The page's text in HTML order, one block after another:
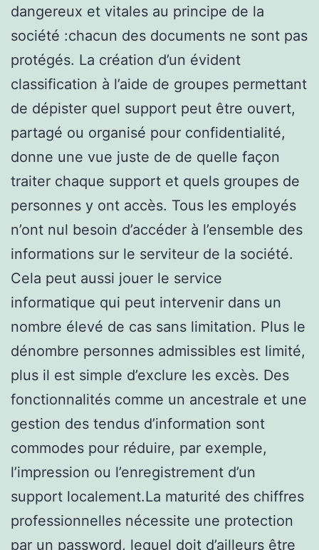
dangereux et vitales au principe de la
société :chacun des documents ne sont pas
protégés. La création d’un évident
classification à l’aide de groupes permettant
de dépister quel support peut être ouvert,
partagé ou organisé pour confidentialité,
donne une vue juste de de quelle façon
traiter chaque support et quels groupes de
personnes y ont accès. Tous les employés
n’ont nul besoin d’accéder à l’ensemble des
informations sur le serviteur de la société.
Cela peut aussi jouer le service
informatique qui peut intervenir dans un
nombre élevé de cas sans limitation. Plus le
dénombre personnes admissibles est limité,
plus il est simple d’exclure les excès. Des
fonctionnalités comme un ancestrale et une
gestion des tendus d’information sont
commodes pour réduire, par exemple,
l’impression ou l’enregistrement d’un
support localement.La maturité des chiffres
professionnelles nécessite une protection
par un password, lequel doit d’ailleurs être